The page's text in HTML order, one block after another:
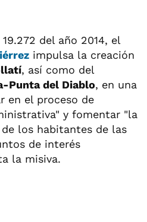
del año 2014, el
impulsa la creación
, así como del
Punta del Diablo, en una
en el proceso de
y fomentar "la
los habitantes de las
de interés
la misiva.